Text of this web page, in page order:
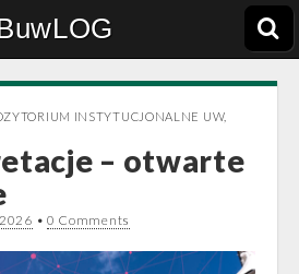
INSTYTUCJONALNE UW,
– otwarte
• 0 Comments